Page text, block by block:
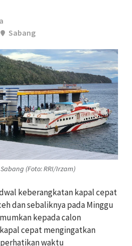
Sabang
(Foto: RRI/Irzam)
keberangkatan kapal cepat
dan sebaliknya pada Minggu
kepada calon
cepat mengingatkan
waktu